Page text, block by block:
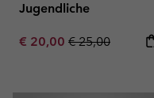
Jugendliche
Sale price:
€ 20,00 Regular price:
€ 25,00